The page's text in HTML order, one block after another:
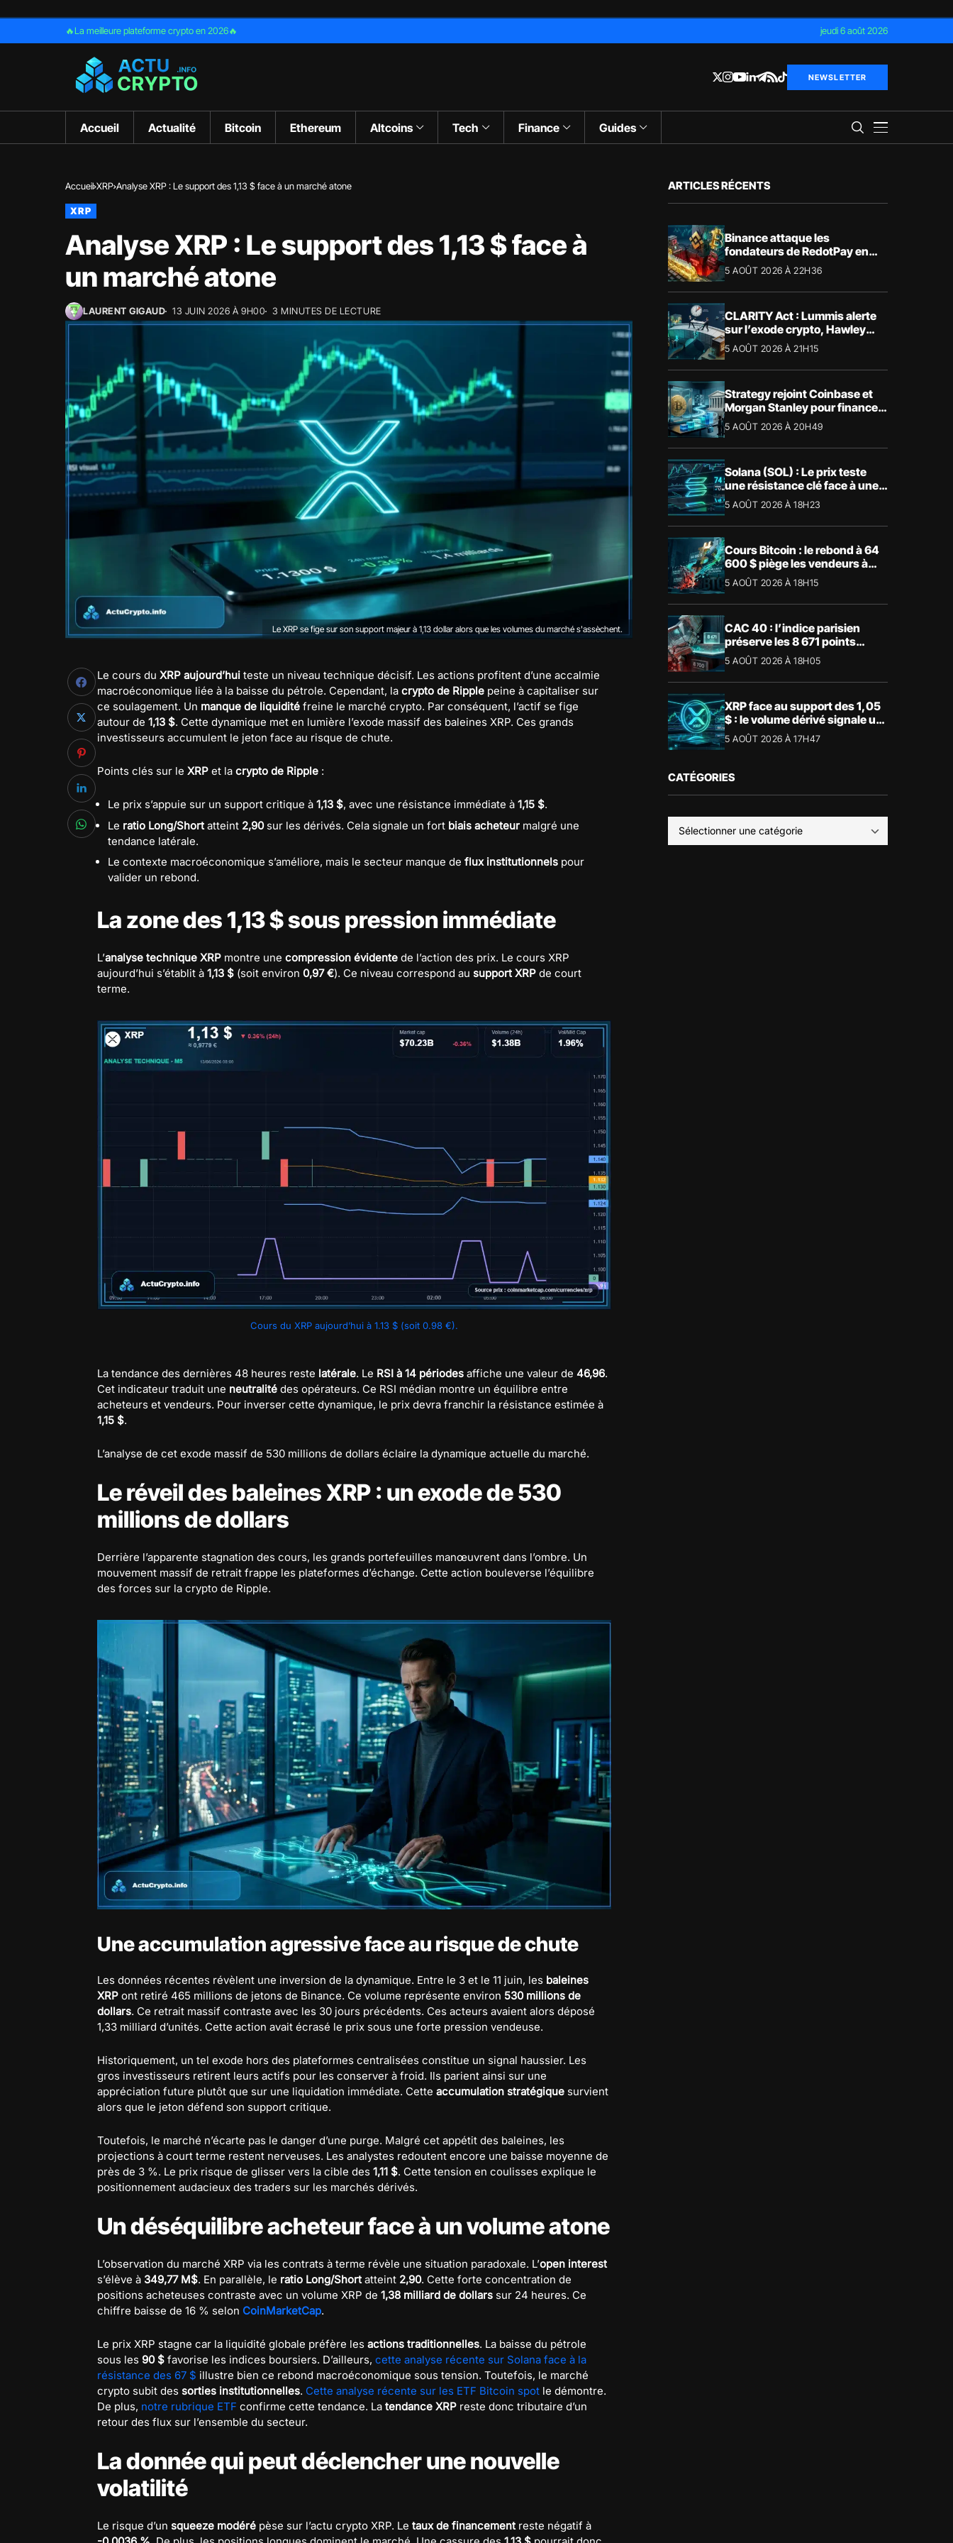
🔥La meilleure plateforme crypto en 2026🔥 jeudi 6 août 2026
NEWSLETTER
Accueil Actualité Bitcoin Ethereum Altcoins Tech Finance Guides
Accueil XRP Analyse XRP : Le support des 1,13 $ face à un marché atone
XRP
Analyse XRP : Le support des 1,13 $ face à
un marché atone
LAURENT GIGAUD 13 JUIN 2026 À 9H00 3 MINUTES DE LECTURE
Le XRP se fige sur son support majeur à 1,13 dollar alors que les volumes du marché s'assèchent.
Le cours du XRP aujourd’hui teste un niveau technique décisif. Les actions profitent d’une accalmie
macroéconomique liée à la baisse du pétrole. Cependant, la crypto de Ripple peine à capitaliser sur
ce soulagement. Un manque de liquidité freine le marché crypto. Par conséquent, l’actif se fige
autour de 1,13 $. Cette dynamique met en lumière l’exode massif des baleines XRP. Ces grands
investisseurs accumulent le jeton face au risque de chute.
Points clés sur le XRP et la crypto de Ripple :
Le prix s’appuie sur un support critique à 1,13 $, avec une résistance immédiate à 1,15 $.
Le ratio Long/Short atteint 2,90sur les dérivés. Cela signale un fort biais acheteur malgré une
tendance latérale.
Le contexte macroéconomique s’améliore, mais le secteur manque de flux institutionnels pour
valider un rebond.
La zone des 1,13 $ sous pression immédiate
L’analyse technique XRP montre une compression évidente de l’action des prix. Le cours XRP
aujourd’hui s’établit à 1,13 $ (soit environ 0,97 €). Ce niveau correspond au support XRP de court
terme.
Cours du XRP aujourd’hui à 1.13 $ (soit 0.98 €).
La tendance des dernières 48 heures reste latérale. Le RSI à 14 périodes affiche une valeur de 46,96.
Cet indicateur traduit une neutralité des opérateurs. Ce RSI médian montre un équilibre entre
acheteurs et vendeurs. Pour inverser cette dynamique, le prix devra franchir la résistance estimée à
1,15 $.
L’analyse de cet exode massif de 530 millions de dollars éclaire la dynamique actuelle du marché.
Le réveil des baleines XRP : un exode de 530
millions de dollars
Derrière l’apparente stagnation des cours, les grands portefeuilles manœuvrent dans l’ombre. Un
mouvement massif de retrait frappe les plateformes d’échange. Cette action bouleverse l’équilibre
des forces sur la crypto de Ripple.
Une accumulation agressive face au risque de chute
Les données récentes révèlent une inversion de la dynamique. Entre le 3 et le 11 juin, les baleines
XRP ont retiré 465 millions de jetons de Binance. Ce volume représente environ 530 millions de
dollars. Ce retrait massif contraste avec les 30 jours précédents. Ces acteurs avaient alors déposé
1,33 milliard d’unités. Cette action avait écrasé le prix sous une forte pression vendeuse.
Historiquement, un tel exode hors des plateformes centralisées constitue un signal haussier. Les
gros investisseurs retirent leurs actifs pour les conserver à froid. Ils parient ainsi sur une
appréciation future plutôt que sur une liquidation immédiate. Cette accumulation stratégique survient
alors que le jeton défend son support critique.
Toutefois, le marché n’écarte pas le danger d’une purge. Malgré cet appétit des baleines, les
projections à court terme restent nerveuses. Les analystes redoutent encore une baisse moyenne de
près de 3 %. Le prix risque de glisser vers la cible des 1,11 $. Cette tension en coulisses explique le
positionnement audacieux des traders sur les marchés dérivés.
Un déséquilibre acheteur face à un volume atone
L’observation du marché XRP via les contrats à terme révèle une situation paradoxale. L’open interest
s’élève à 349,77 M$. En parallèle, le ratio Long/Shortatteint 2,90. Cette forte concentration de
positions acheteuses contraste avec un volume XRP de 1,38 milliard de dollars sur 24 heures. Ce
chiffre baisse de 16 % selon CoinMarketCap.
Le prix XRP stagne car la liquidité globale préfère les actions traditionnelles. La baisse du pétrole
sous les 90 $ favorise les indices boursiers. D’ailleurs, cette analyse récente sur Solana face à la
résistance des 67 $ illustre bien ce rebond macroéconomique sous tension. Toutefois, le marché
crypto subit des sorties institutionnelles. Cette analyse récente sur les ETF Bitcoin spot le démontre.
De plus, notre rubrique ETF confirme cette tendance. La tendance XRP reste donc tributaire d’un
retour des flux sur l’ensemble du secteur.
La donnée qui peut déclencher une nouvelle
volatilité
Le risque d’un squeeze modéré pèse sur l’actu crypto XRP. Le taux de financementreste négatif à
ARTICLES RÉCENTS
Binance attaque les
fondateurs de RedotPay en
justice pour 472,8 millions de
dollars
5 AOÛT 2026 À 22H36
CLARITY Act : Lummis alerte
sur l’exode crypto, Hawley
bloque le vote
5 AOÛT 2026 À 21H15
Strategy rejoint Coinbase et
Morgan Stanley pour financer
les Trump Accounts
5 AOÛT 2026 À 20H49
Solana (SOL) : Le prix teste
une résistance clé face à une
tendance mensuelle baissière
5 AOÛT 2026 À 18H23
Cours Bitcoin : le rebond à 64
600 $ piège les vendeurs à
découvert
5 AOÛT 2026 À 18H15
CAC 40 : l’indice parisien
préserve les 8 671 points
malgré le recul du luxe
5 AOÛT 2026 À 18H05
XRP face au support des 1,05
$ : le volume dérivé signale un
risque de volatilité
5 AOÛT 2026 À 17H47
CATÉGORIES